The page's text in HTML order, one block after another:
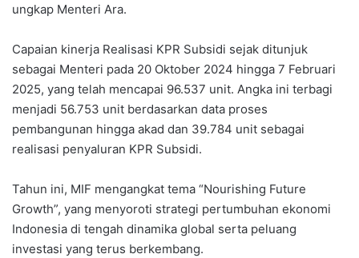
ungkap Menteri Ara.
Capaian kinerja Realisasi KPR Subsidi sejak ditunjuk
sebagai Menteri pada 20 Oktober 2024 hingga 7 Februari
2025, yang telah mencapai 96.537 unit. Angka ini terbagi
menjadi 56.753 unit berdasarkan data proses
pembangunan hingga akad dan 39.784 unit sebagai
realisasi penyaluran KPR Subsidi.
Tahun ini, MIF mengangkat tema “Nourishing Future
Growth”, yang menyoroti strategi pertumbuhan ekonomi
Indonesia di tengah dinamika global serta peluang
investasi yang terus berkembang.